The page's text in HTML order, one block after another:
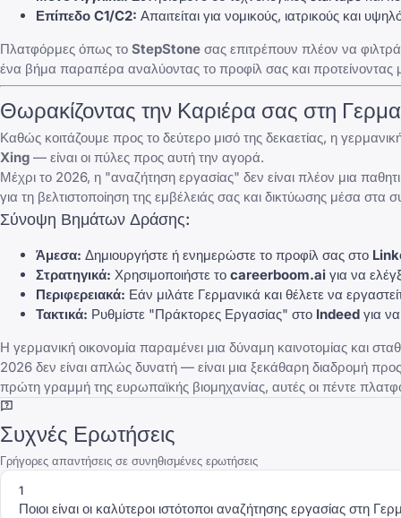
Επίπεδο C1/C2: Απαιτείται για νομικούς, ιατρικούς και
Πλατφόρμες όπως το StepStone σας επιτρέπουν πλέον να
ένα βήμα παραπέρα αναλύοντας το προφίλ σας και προτείνοντας
Θωρακίζοντας την Καριέρα σας στη
Καθώς κοιτάζουμε προς το δεύτερο μισό της δεκαετίας, η
Xing — είναι οι πύλες προς αυτή την αγορά.
Μέχρι το 2026, η "αναζήτηση εργασίας" δεν είναι πλέον μια
για τη βελτιστοποίηση της εμβέλειάς σας και δικτύωσης μέσα στα
Σύνοψη Βημάτων Δράσης:
Άμεσα: Δημιουργήστε ή ενημερώστε το προφίλ σας στο
Στρατηγικά: Χρησιμοποιήστε το careerboom.ai για να
Περιφερειακά: Εάν μιλάτε Γερμανικά και θέλετε να
Τακτικά: Ρυθμίστε "Πράκτορες Εργασίας" στο Indeed για
Η γερμανική οικονομία παραμένει μια δύναμη καινοτομίας και
2026 δεν είναι απλώς δυνατή — είναι μια ξεκάθαρη διαδρομή
πρώτη γραμμή της ευρωπαϊκής βιομηχανίας, αυτές οι πέντε
Συχνές Ερωτήσεις
Γρήγορες απαντήσεις σε συνηθισμένες ερωτήσεις
1
Ποιοι είναι οι καλύτεροι ιστότοποι αναζήτησης εργασίας στη